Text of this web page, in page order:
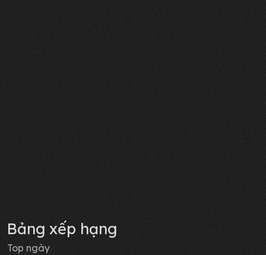
Bảng xếp hạng
Top ngày